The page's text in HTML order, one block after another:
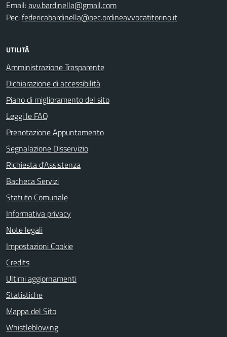
Email:avv.bardinella@gmail.com
Pec:federicabardinella@pec.ordineavvocatitorino.it
UTILITÀ
Amministrazione Trasparente
Dichiarazione di accessibilità
Piano di miglioramento del sito
Leggi le FAQ
Prenotazione Appuntamento
Segnalazione Disservizio
Richiesta d'Assistenza
Bacheca Servizi
Statuto Comunale
Informativa privacy
Note legali
Impostazioni Cookie
Credits
Ultimi aggiornamenti
Statistiche
Mappa del Sito
Whistleblowing